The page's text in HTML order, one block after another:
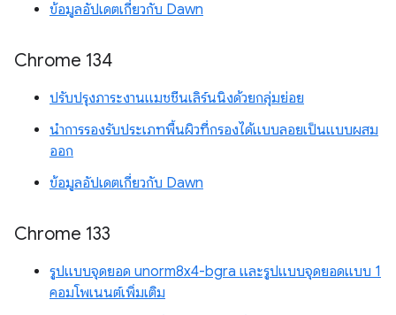
ข้อมูลอัปเดตเกี่ยวกับ Dawn
Chrome 134
ปรับปรุงภาระงานแมชชีนเลิร์นนิงด้วยกลุ่มย่อย
นำการรองรับประเภทพื้นผิวที่กรองได้แบบลอยเป็นแบบผสม
ออก
ข้อมูลอัปเดตเกี่ยวกับ Dawn
Chrome 133
รูปแบบจุดยอด unorm8x4-bgra และรูปแบบจุดยอดแบบ 1
คอมโพเนนต์เพิ่มเติม